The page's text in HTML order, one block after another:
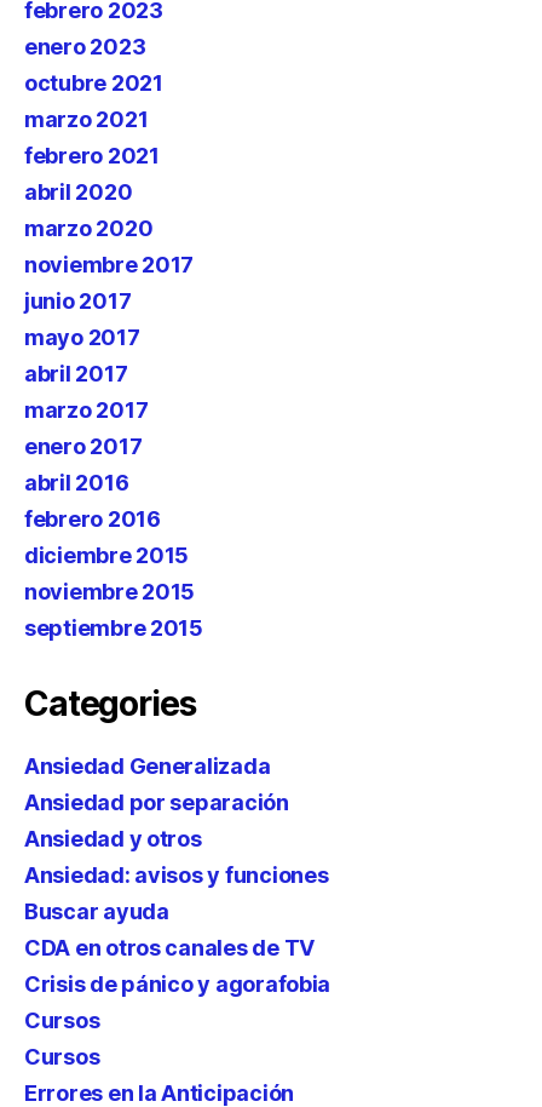
febrero 2023
enero 2023
octubre 2021
marzo 2021
febrero 2021
abril 2020
marzo 2020
noviembre 2017
junio 2017
mayo 2017
abril 2017
marzo 2017
enero 2017
abril 2016
febrero 2016
diciembre 2015
noviembre 2015
septiembre 2015
Categories
Ansiedad Generalizada
Ansiedad por separación
Ansiedad y otros
Ansiedad: avisos y funciones
Buscar ayuda
CDA en otros canales de TV
Crisis de pánico y agorafobia
Cursos
Cursos
Errores en la Anticipación